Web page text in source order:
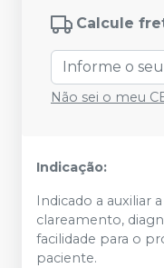
Calcule
Não sei o meu
Indicação:
Indicado a auxiliar
clareamento,
facilidade para o
paciente.